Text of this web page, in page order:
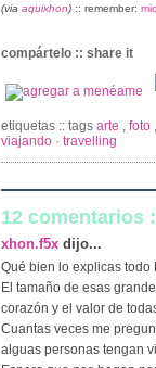
(via aquixhon) :: remember:
compártelo :: share it
etiquetas :: tags arte , foto ,
viajando · travelling
12 comentarios
xhon.f5x dijo...
Qué bien lo explicas todo
El tamaño de esas
corazón y el valor de
Cuantas veces me
alguas personas tengan